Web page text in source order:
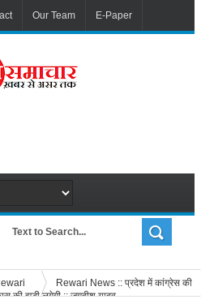
Our Team E-Paper
Rewari News :: प्रदेश में कांग्रेस की
की झड़ी लगेगी :: जगदीश यादव